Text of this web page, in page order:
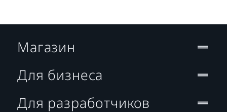
Магазин
Для бизнеса
Для разработчиков